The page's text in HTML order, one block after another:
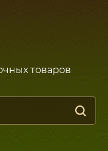
товаров